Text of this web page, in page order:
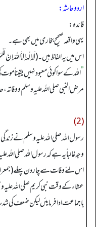
اردو حاشہ:
فائدہ:
یہی واقعہ صحیح بخاری میں بھی ہے۔
اس میں یہ الفاظ ہیں۔ (لَاإِلٰهَ إِلاَّ اللهَ
”اللہ کے سوا کوئی معبود نہیں یقیناً
مرض النبي صلی اللہ علیہ وسلم ووفاته،
(2)
رسول ا للہ صلی اللہ علیہ وسلم نے
وجہ غالباً یہ ہے کہ رسول اللہ صلی
اس لئے وفات سے چار دن پہلے
عشاء کے وقت نبی کریم صلی اللہ علیہ
باجماعت ادا فرمایئں لیکن ضعف